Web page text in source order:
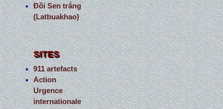
Đồi Sen trắng
(Latbuakhao)
SITES
911 artefacts
Action
Urgence
internationale